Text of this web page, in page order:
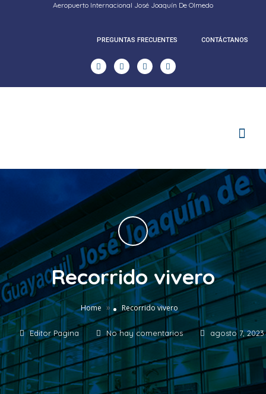
Aeropuerto Internacional José Joaquín De Olmedo
PREGUNTAS FRECUENTES CONTÁCTANOS
Recorrido vivero
Home » Recorrido vivero
Editor Pagina No hay comentarios agosto 7, 2023